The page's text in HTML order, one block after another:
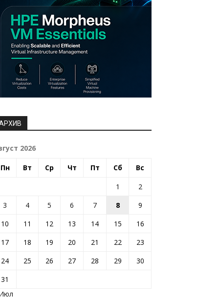
2026
Пн Вт Ср Чт Пт Сб Вс
1
2
3
4 5 6 7 8
9
10
11 12 13 14 15
16
17
18 19 20 21 22
23
24
25 26 27 28 29
30
31